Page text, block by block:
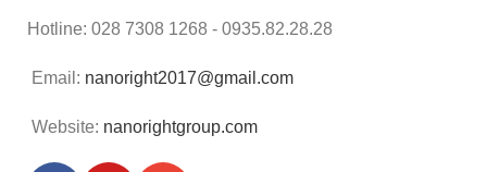
Hotline: 028 7308 1268 - 0935.82.28.28
Email: nanoright2017@gmail.com
Website: nanorightgroup.com